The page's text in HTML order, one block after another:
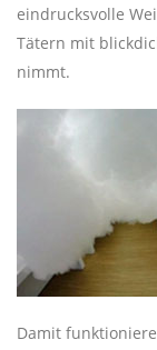
eindrucksvolle
Tätern mit
nimmt.
Damit